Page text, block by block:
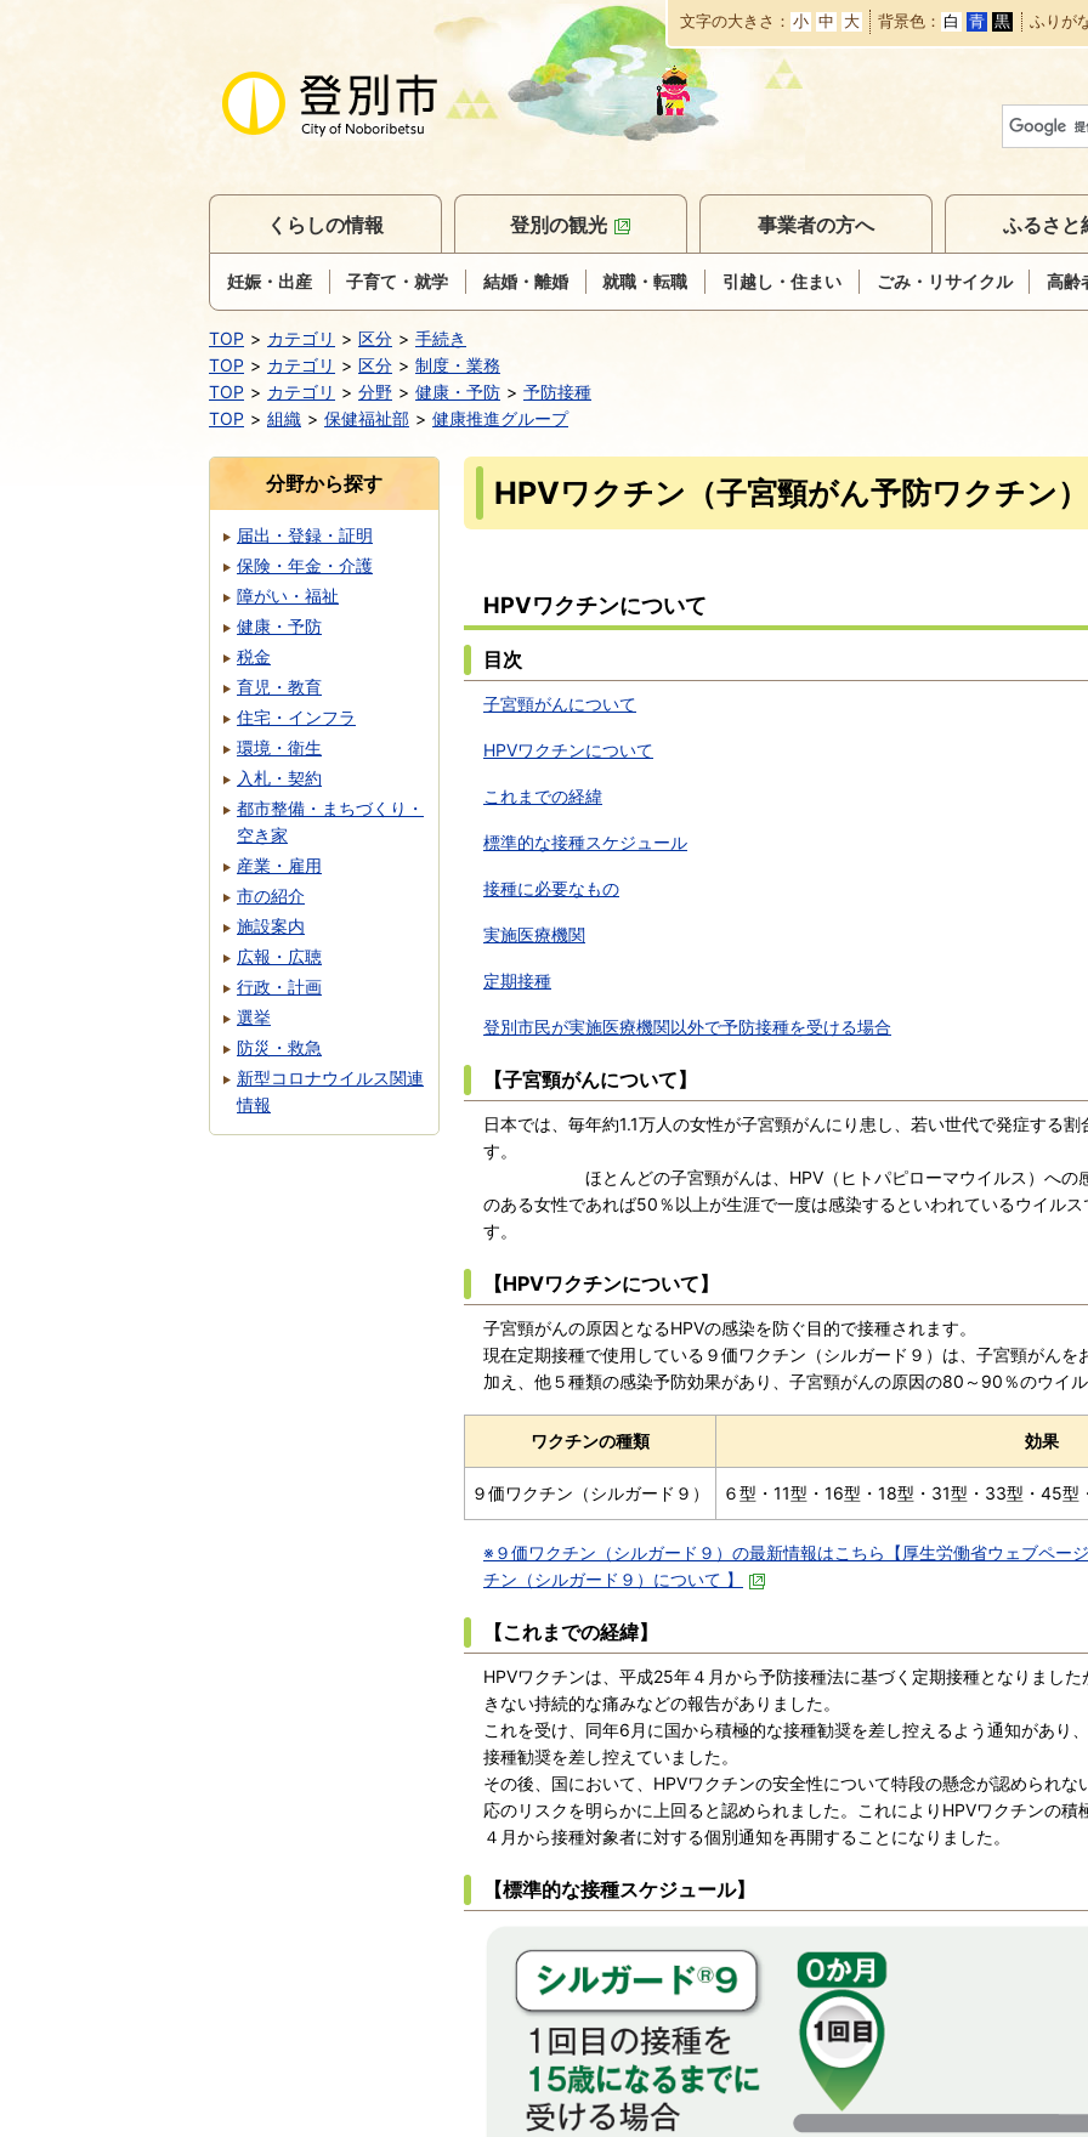
本
文
へ
移
動
文字の大きさ 小 中 大 背景色 白 青 黒 ふりが
くらしの情報
妊娠・出産 子育て・就学 結婚・離婚 就職・転職 引越し・住まい ごみ・リサイクル 高齢
登別の観光 事業者の方へ ふるさと
TOP カテゴリ 区分
手続き
TOP
カテゴリ 区分
制度・業務
TOP
カテゴリ 分野 健康・予防
予防接種
TOP
組織 保健福祉部 健康推進グループ
HPVワクチン（子宮頸がん予防ワクチン
HPVワクチンについて
目次
子宮頸がんについて
HPVワクチンについて
これまでの経緯
標準的な接種スケジュール
接種に必要なもの
実施医療機関
定期接種
登別市民が実施医療機関以外で予防接種を受ける場合
【子宮頸がんについて】
日本では、毎年約1.1万人の女性が子宮頸がんにり患し、若い世代で発症する
す
ほとんどの子宮頸がんは、HPV（ヒトパピローマウイルス）への感
のある女性であれば50％以上が生涯で一度は感染するといわれているウイルス
す
【HPVワクチンについて】
子宮頸がんの原因となるHPVの感染を防ぐ目的で接種されます。
現在定期接種で使用している９価ワクチン（シルガード９）は、子宮頸がん
加え、他５種類の感染予防効果があり、子宮頸がんの原因の80～90％のウイ
ワクチンの種類 効果
９価ワクチン（シルガード９） ６型・11型・16型・18型・31型・33型・45
※９価ワクチン（シルガード９）の最新情報はこちら【厚生労働省ウェブペー
チン（シルガード９）について 】
【これまでの経緯】
HPVワクチンは、平成25年４月から予防接種法に基づく定期接種となりまし
きない持続的な痛みなどの報告がありました。
これを受け、同年6月に国から積極的な接種勧奨を差し控えるよう通知があり
接種勧奨を差し控えていました。
その後、国において、HPVワクチンの安全性について特段の懸念が認められ
応のリスクを明らかに上回ると認められました。これによりHPVワクチンの
４月から接種対象者に対する個別通知を再開することになりました。
【標準的な接種スケジュール】
分野から探す
届出・登録・証明
保険・年金・介護
障がい・福祉
健康・予防
税金
育児・教育
住宅・インフラ
環境・衛生
入札・契約
都市整備・まちづくり・
空き家
産業・雇用
市の紹介
施設案内
広報・広聴
行政・計画
選挙
防災・救急
新型コロナウイルス関連
情報